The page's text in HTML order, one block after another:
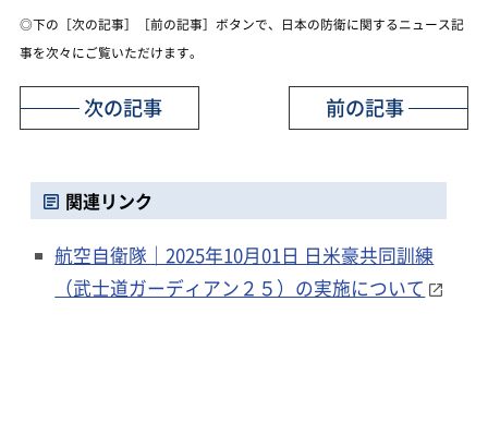
◎下の［次の記事］［前の記事］ボタンで、日本の防衛に関するニュース記
事を次々にご覧いただけます。
前の記事
次の記事
関連リンク
航空自衛隊｜2025年10月01日 日米豪共同訓練
（武士道ガーディアン２５）の実施について